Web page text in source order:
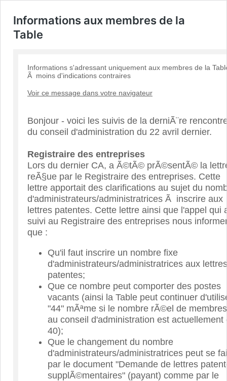
Informations aux membres de la
Table
Informations s'adressant uniquement aux membres de la
Ã moins d'indications contraires
Voir ce message dans votre navigateur
Bonjour - voici les suivis de la derniÃ¨re
du conseil d'administration du 22 avril dernier.
Registraire des entreprises
Lors du dernier CA, a Ã©tÃ© prÃ©sentÃ© la
reÃ§ue par le Registraire des entreprises. Cette
lettre apportait des clarifications au sujet du
d'administrateurs/administratrices Ã inscrire aux
lettres patentes. Cette lettre ainsi que l'appel qui
suivi au Registraire des entreprises nous
que :
Qu'il faut inscrire un nombre fixe
d'administrateurs/administratrices aux lettres
patentes;
Que ce nombre peut comporter des postes
vacants (ainsi la Table peut continuer
"44" mÃªme si le nombre rÃ©el de membres
au conseil d'administration est actuellement
40);
Que le changement du nombre
d'administrateurs/administratrices peut se
par le document "Demande de lettres
supplÃ©mentaires" (payant) comme par le